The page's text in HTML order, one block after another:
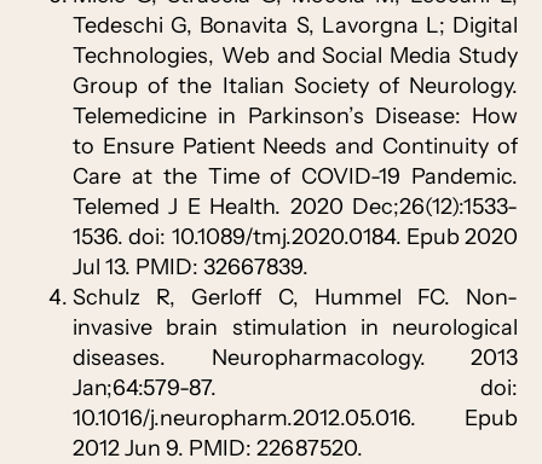
Tedeschi G, Bonavita S, Lavorgna L; Digital
Technologies, Web and Social Media Study
Group of the Italian Society of Neurology.
Telemedicine in Parkinson’s Disease: How
to Ensure Patient Needs and Continuity of
Care at the Time of COVID-19 Pandemic.
Telemed J E Health. 2020 Dec;26(12):1533-
1536. doi: 10.1089/tmj.2020.0184. Epub 2020
Jul 13. PMID: 32667839.
Schulz R, Gerloff C, Hummel FC. Non-
invasive brain stimulation in neurological
diseases. Neuropharmacology. 2013
Jan;64:579-87. doi:
10.1016/j.neuropharm.2012.05.016. Epub
2012 Jun 9. PMID: 22687520.